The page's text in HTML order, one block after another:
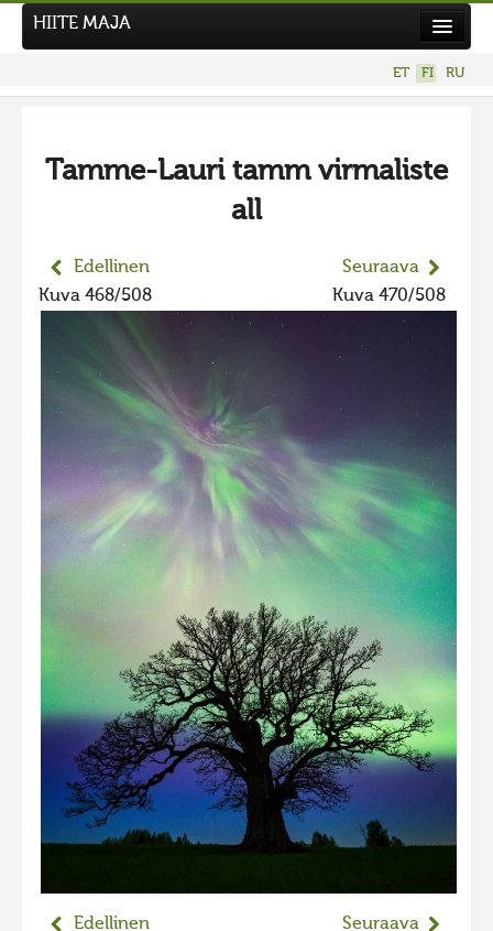
Hiite kuvavõistlus 2026
2025 kuvakilpailu lisä
Liikuvad kuvad 2025
Hiisien kuvakilpailu 2024
2024 kuvakilpailu lisä
Liikkuvat kuvat 2024
Hiisien kuvakilpailu 2023
2023 kuvakilpailu lisä
Liikkuvat kuvat 2023
Hiite kuvavõistlus 2022 lisa
Liikkuvat kuvat 2022
Hiite kuvavõistlus 2021
Liikkuvat kuvat 2021
Hiite kuvavõistlus 2020
Liikkuvat kuvat 2020
HIITE MAJA
ET FI RU
Tamme-Lauri tamm virmaliste
all
Edellinen
Kuva 468/508
Seuraava
Kuva 470/508
Edellinen
Seuraava